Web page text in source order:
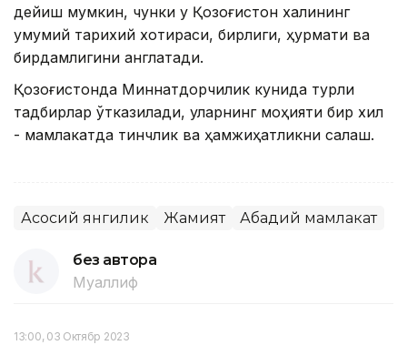
дейиш мумкин, чунки у Қозоғистон халқининг
умумий тарихий хотираси, бирлиги, ҳурмати ва
бирдамлигини англатади.
Қозоғистонда Миннатдорчилик кунида турли
тадбирлар ўтказилади, уларнинг моҳияти бир хил
- мамлакатда тинчлик ва ҳамжиҳатликни сақлаш.
Асосий янгилик Жамият Абадий мамлакат
без автора
Муаллиф
13:00, 03 Октябр 2023